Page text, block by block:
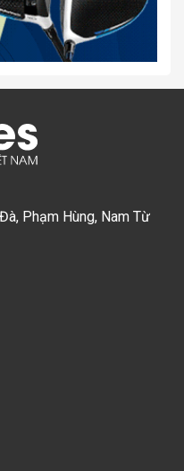
Phạm Hùng, Nam Từ